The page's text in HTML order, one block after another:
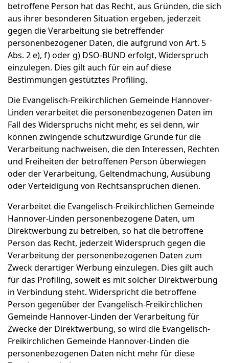
betroffene Person hat das Recht, aus Gründen, die sich
aus ihrer besonderen Situation ergeben, jederzeit
gegen die Verarbeitung sie betreffender
personenbezogener Daten, die aufgrund von Art. 5
Abs. 2 e), f) oder g) DSO-BUND erfolgt, Widerspruch
einzulegen. Dies gilt auch für ein auf diese
Bestimmungen gestütztes Profiling.
Die Evangelisch-Freikirchlichen Gemeinde Hannover-
Linden verarbeitet die personenbezogenen Daten im
Fall des Widerspruchs nicht mehr, es sei denn, wir
können zwingende schutzwürdige Gründe für die
Verarbeitung nachweisen, die den Interessen, Rechten
und Freiheiten der betroffenen Person überwiegen
oder der Verarbeitung, Geltendmachung, Ausübung
oder Verteidigung von Rechtsansprüchen dienen.
Verarbeitet die Evangelisch-Freikirchlichen Gemeinde
Hannover-Linden personenbezogene Daten, um
Direktwerbung zu betreiben, so hat die betroffene
Person das Recht, jederzeit Widerspruch gegen die
Verarbeitung der personenbezogenen Daten zum
Zweck derartiger Werbung einzulegen. Dies gilt auch
für das Profiling, soweit es mit solcher Direktwerbung
in Verbindung steht. Widerspricht die betroffene
Person gegenüber der Evangelisch-Freikirchlichen
Gemeinde Hannover-Linden der Verarbeitung für
Zwecke der Direktwerbung, so wird die Evangelisch-
Freikirchlichen Gemeinde Hannover-Linden die
personenbezogenen Daten nicht mehr für diese